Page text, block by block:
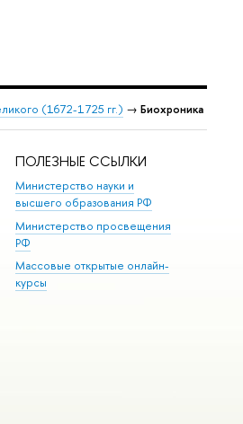
(1672-1725 гг.) → Биохроника
ПОЛЕЗНЫЕ ССЫЛКИ
Министерство науки и
высшего образования РФ
Министерство просвещения
РФ
Массовые открытые онлайн-
курсы